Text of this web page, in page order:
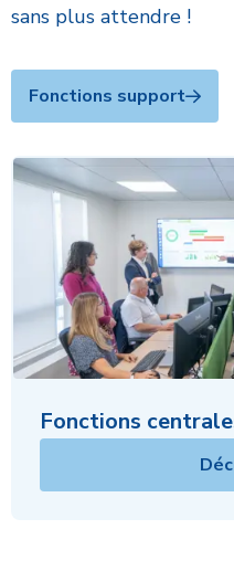
sans plus attendre !
Fonctions support
Fonctions